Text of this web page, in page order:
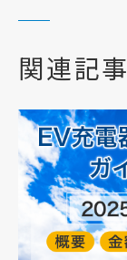
関連記事